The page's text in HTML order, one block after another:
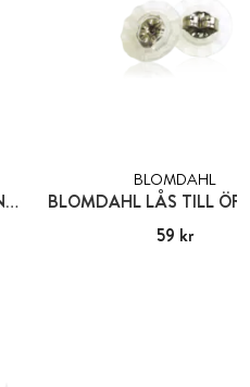
BLOMDAHL LÅS TILL ÖRHÄNGEN PLAST
BLOMDAHL
Pris: 59 kr
59 kr